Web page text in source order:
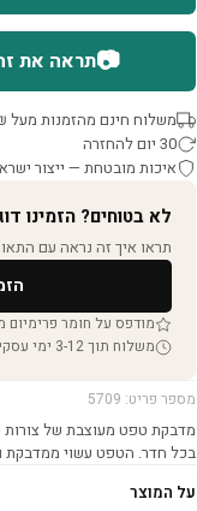
📷תראה את
משלוח חינם מהזמנות מעל 300₪
30 יום להחזרה
איכות מובטחת — ייצור
לא בטוחים? הזמינו
תראו איך זה נראה עם
מודפס על חומר פרימיום
משלוח תוך 3-12 ימי עסקים
מספר פריט: 5709
מדבקת טפט מעוצבת של צורות
בכל חדר. הטפט עשוי ממדבקת
על המוצר